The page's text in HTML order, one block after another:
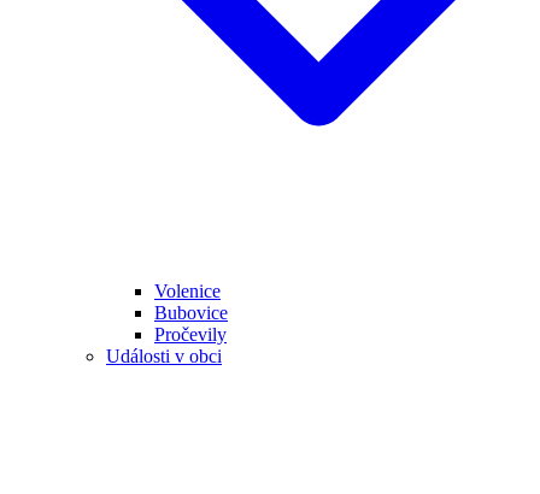
Volenice
Bubovice
Pročevily
Události v obci